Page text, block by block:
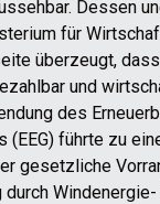
Dessen
für
überzeugt,
und
des
(EEG) führte zu
gesetzliche